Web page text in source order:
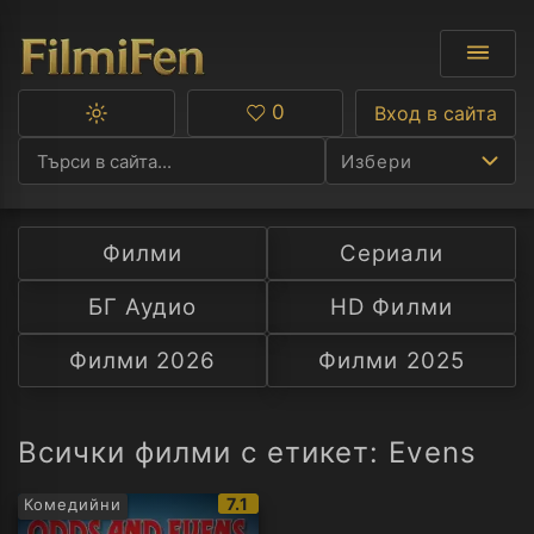
Избери
Ф
С
А
Превключване
тъмна
тема
Любими
0 Вход в сайта
Филми
Сериали
БГ Аудио
HD Филми
Филми 2026
Филми 2025
Всички филми с етикет: Evens
Комедийни
IMDb
рейтинг:
7.1